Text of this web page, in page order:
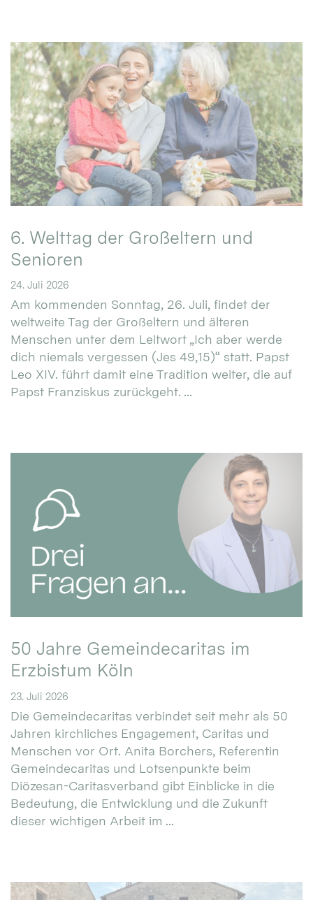
6. Welttag der Großeltern und
Senioren
24. Juli 2026
Am kommenden Sonntag, 26. Juli, findet der
weltweite Tag der Großeltern und älteren
Menschen unter dem Leitwort „Ich aber werde
dich niemals vergessen (Jes 49,15)“ statt. Papst
Leo XIV. führt damit eine Tradition weiter, die auf
Papst Franziskus zurückgeht. ...
50 Jahre Gemeindecaritas im
Erzbistum Köln
23. Juli 2026
Die Gemeindecaritas verbindet seit mehr als 50
Jahren kirchliches Engagement, Caritas und
Menschen vor Ort. Anita Borchers, Referentin
Gemeindecaritas und Lotsenpunkte beim
Diözesan-Caritasverband gibt Einblicke in die
Bedeutung, die Entwicklung und die Zukunft
dieser wichtigen Arbeit im ...